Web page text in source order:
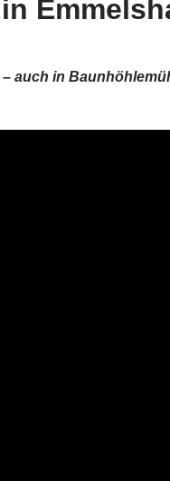
auch in